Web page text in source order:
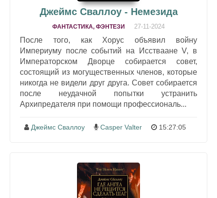
Джеймс Сваллоу - Немезида
ФАНТАСТИКА, ФЭНТЕЗИ 27-11-2024
После того, как Хорус объявил войну
Империуму после событий на Исстваане V, в
Императорском Дворце собирается совет,
состоящий из могущественных членов, которые
никогда не видели друг друга. Совет собирается
после неудачной попытки устранить
Архипредателя при помощи профессиональ...
Джеймс Сваллоу Casper Valter 15:27:05